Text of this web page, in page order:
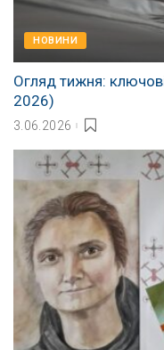
НОВИНИ
Огляд тижня: ключові
2026)
3.06.2026